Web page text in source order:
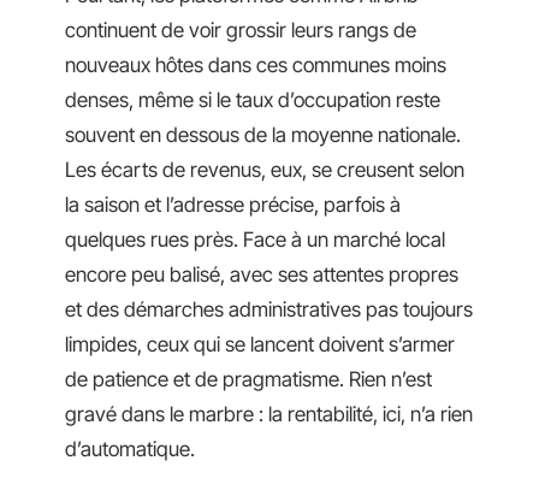
continuent de voir grossir leurs rangs de
nouveaux hôtes dans ces communes moins
denses, même si le taux d’occupation reste
souvent en dessous de la moyenne nationale.
Les écarts de revenus, eux, se creusent selon
la saison et l’adresse précise, parfois à
quelques rues près. Face à un marché local
encore peu balisé, avec ses attentes propres
et des démarches administratives pas toujours
limpides, ceux qui se lancent doivent s’armer
de patience et de pragmatisme. Rien n’est
gravé dans le marbre : la rentabilité, ici, n’a rien
d’automatique.